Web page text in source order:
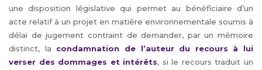
une disposition législative qui permet au bénéficiaire d’un
acte relatif à un projet en matière environnementale soumis à
délai de jugement contraint de demander, par un mémoire
distinct, la condamnation de l’auteur du recours à lui
verser des dommages et intérêts, si le recours traduit un